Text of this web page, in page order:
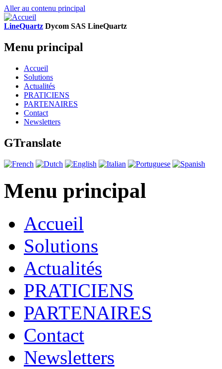
Aller au contenu principal
LineQuartz Dycom SAS LineQuartz
Menu principal
Accueil
Solutions
Actualités
PRATICIENS
PARTENAIRES
Contact
Newsletters
GTranslate
Menu principal
Accueil
Solutions
Actualités
PRATICIENS
PARTENAIRES
Contact
Newsletters